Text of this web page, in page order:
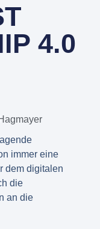
4.0
immer eine
dem digitalen
die
an die